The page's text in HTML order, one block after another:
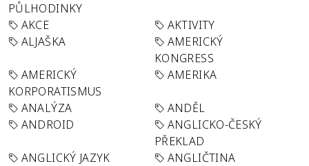
PŮLHODINKY
AKCE
AKTIVITY
ALJAŠKA
AMERICKÝ
KONGRESS
AMERICKÝ
KORPORATISMUS
AMERIKA
ANALÝZA
ANDĚL
ANDROID
ANGLICKO-ČESKÝ
PŘEKLAD
ANGLICKÝ JAZYK
ANGLIČTINA